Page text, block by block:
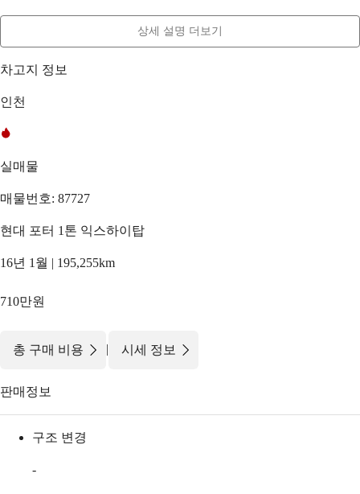
상세 설명 더보기
차고지 정보
인천
실매물
매물번호: 87727
현대 포터 1톤 익스하이탑
16년 1월 | 195,255km
710만원
총 구매 비용 | 시세 정보
판매정보
구조 변경
-